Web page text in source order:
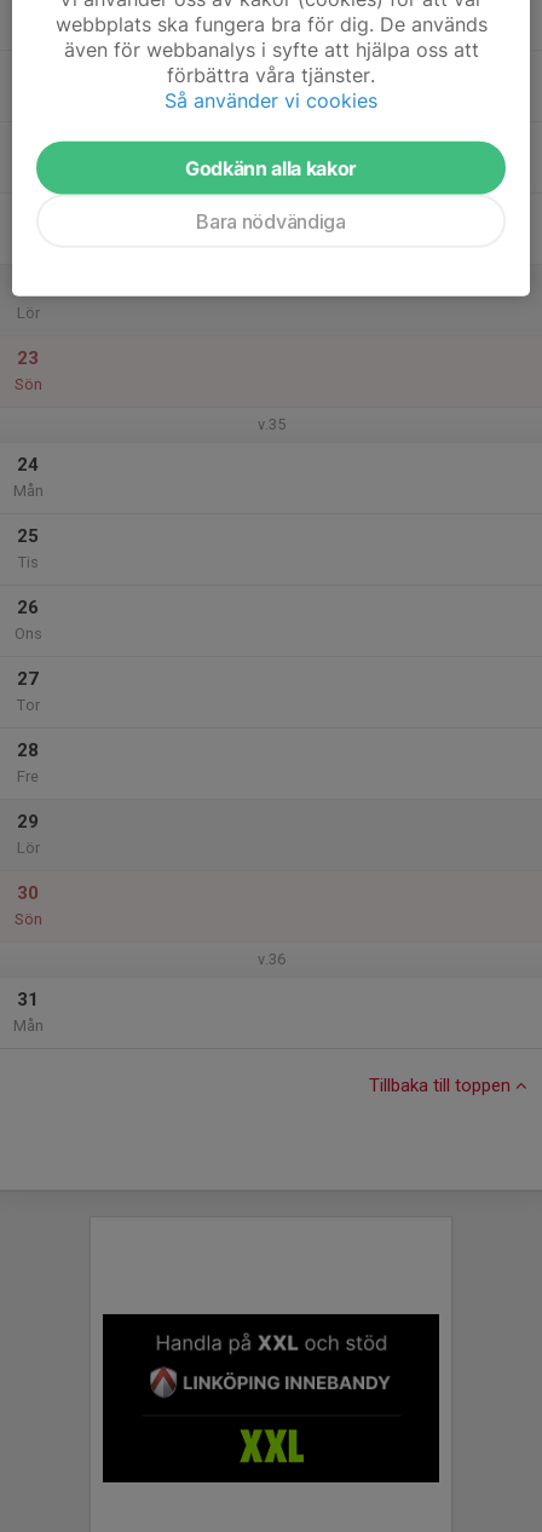
Tor
Lör
23
Sön
v.35
24
Mån
25
Tis
26
Ons
27
Tor
28
Fre
29
Lör
30
Sön
v.36
31
Mån
Tillbaka till toppen
webbplats ska fungera bra för dig. De används
även för webbanalys i syfte att hjälpa oss att
förbättra våra tjänster.
Så använder vi cookies
Godkänn alla kakor
Bara nödvändiga